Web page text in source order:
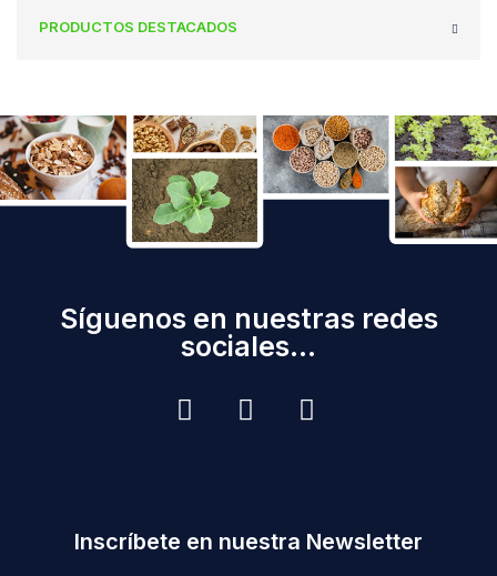
PRODUCTOS DESTACADOS
Síguenos en nuestras redes
sociales...
Inscríbete en nuestra Newsletter